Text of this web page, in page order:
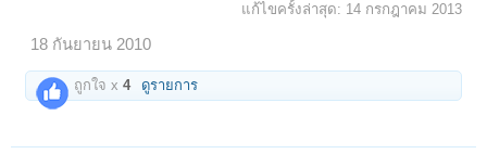
แก้ไขครั้งล่าสุด: 14 กรกฎาคม 2013
18 กันยายน 2010
ถูกใจ x4 ดูรายการ